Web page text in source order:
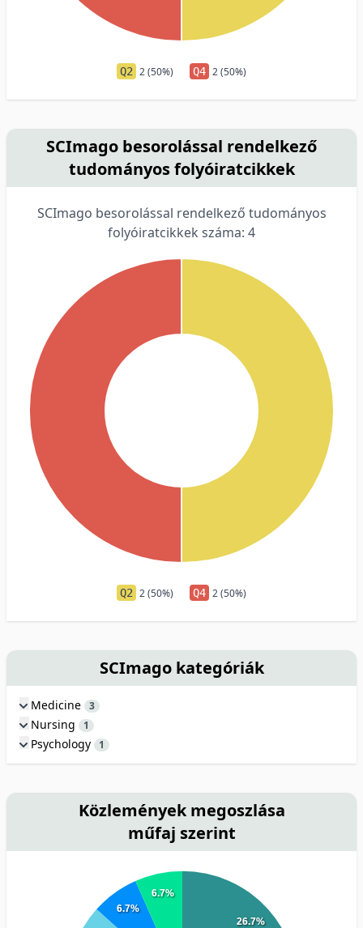
Q2 2 (50%) Q4 2 (50%)
SCImago besorolással rendelkező
tudományos folyóiratcikkek
SCImago besorolással rendelkező tudományos
folyóiratcikkek száma: 4
Q2 2 (50%) Q4 2 (50%)
SCImago kategóriák
Medicine 3
Nursing 1
Psychology 1
Közlemények megoszlása
műfaj szerint
26.7%
6.7%
6.7%